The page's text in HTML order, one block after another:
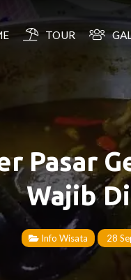
TOUR
Pasar
Wajib
Info Wisata 28